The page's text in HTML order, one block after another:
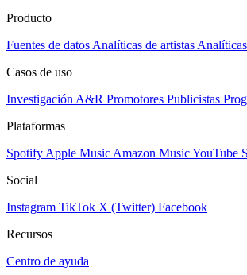
Producto
Fuentes de datos Analíticas de artistas
Casos de uso
Investigación A&R Promotores Publicistas
Plataformas
Spotify Apple Music Amazon MusicYouTube
Social
Instagram TikTok X (Twitter) Facebook
Recursos
Centro de ayuda